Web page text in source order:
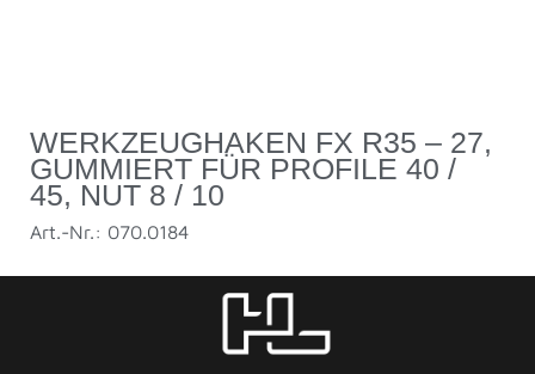
WERKZEUGHAKEN FX R35 – 27,
GUMMIERT FÜR PROFILE 40 /
45, NUT 8 / 10
Art.-Nr.: 070.0184